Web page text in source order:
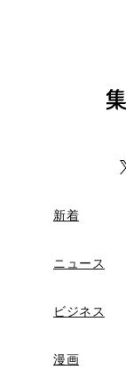
新着
ニュース
ビジネス
漫画